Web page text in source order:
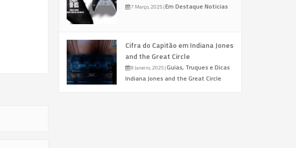
7 Março, 2025|Em Destaque Noticias
Cifra do Capitão em Indiana Jones
and the Great Circle
8 Janeiro, 2025|Guias, Truques e Dicas
Indiana Jones and the Great Circle